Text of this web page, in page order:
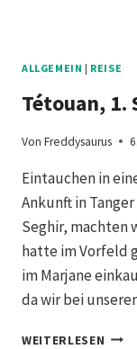
ALLGEMEIN | REISE
Tétouan,
Von Freddysaurus
Eintauchen in
Ankunft in
Seghir, machten
hatte im Vorfeld
im Marjane
da wir bei
WEITERLESEN